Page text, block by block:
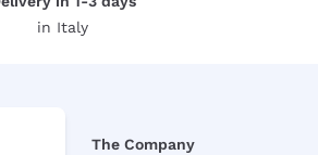
in Italy
The Company